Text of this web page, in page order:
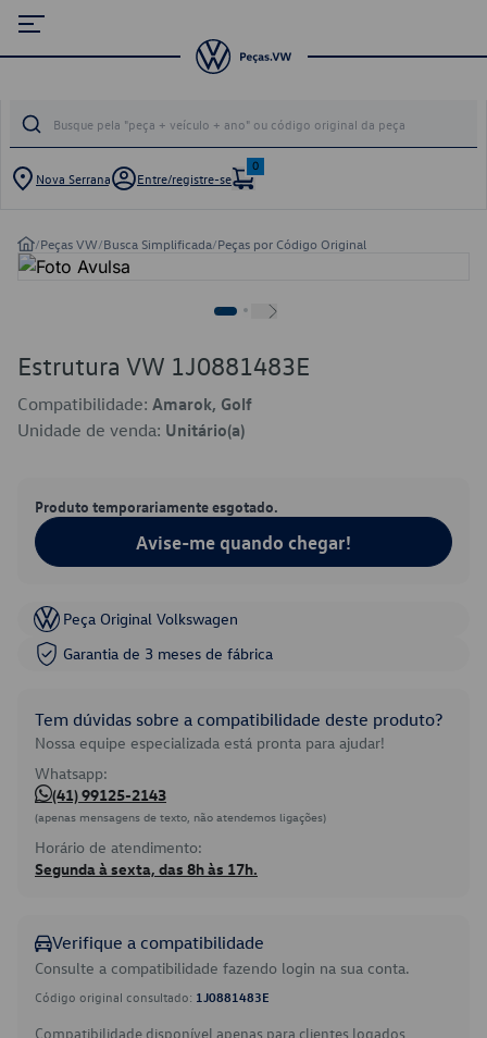
Nova Serrana Entre/registre-se
0
/Peças VW/Busca Simplificada/Peças por Código Original
Estrutura VW 1J0881483E
Compatibilidade: Amarok, Golf
Unidade de venda: Unitário(a)
Produto temporariamente esgotado.
Avise-me quando chegar!
Peça Original Volkswagen
Garantia de 3 meses de fábrica
Tem dúvidas sobre a compatibilidade deste produto?
Nossa equipe especializada está pronta para ajudar!
Whatsapp:
(41) 99125-2143
(apenas mensagens de texto, não atendemos ligações)
Horário de atendimento:
Segunda à sexta, das 8h às 17h.
Verifique a compatibilidade
Consulte a compatibilidade fazendo login na sua conta.
Código original consultado: 1J0881483E
Compatibilidade disponível apenas para clientes logados.